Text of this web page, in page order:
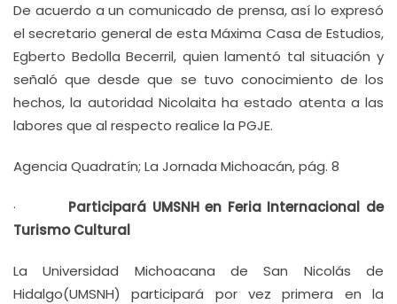
De acuerdo a un comunicado de prensa, así lo expresó
el secretario general de esta Máxima Casa de Estudios,
Egberto Bedolla Becerril, quien lamentó tal situación y
señaló que desde que se tuvo conocimiento de los
hechos, la autoridad Nicolaita ha estado atenta a las
labores que al respecto realice la PGJE.
Agencia Quadratín; La Jornada Michoacán, pág. 8
· Participará UMSNH en Feria Internacional de
Turismo Cultural
La Universidad Michoacana de San Nicolás de
Hidalgo(UMSNH) participará por vez primera en la